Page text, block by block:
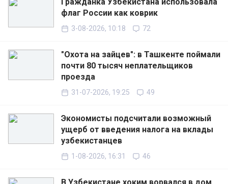
Гражданка Узбекистана использовала
флаг России как коврик
3-08-2026, 10:18 72
"Охота на зайцев": в Ташкенте поймали
почти 80 тысяч неплательщиков
проезда
31-07-2026, 19:25 49
Экономисты подсчитали возможный
ущерб от введения налога на вклады
узбекистанцев
1-08-2026, 16:31 46